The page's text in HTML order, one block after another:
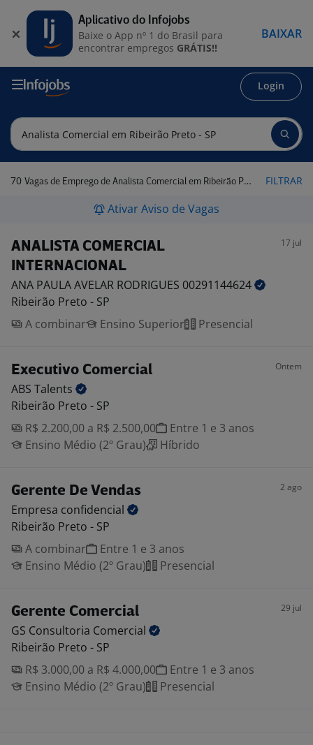
Login
70 Vagas de Emprego de Analista Comercial em Ribeirão Preto - SP FILTRAR
Ativar Aviso de Vagas
ANALISTA COMERCIAL
INTERNACIONAL
17 jul
ANA PAULA AVELAR RODRIGUES 00291144624
Ribeirão Preto - SP
A combinar
Ensino Superior Presencial
Executivo Comercial Ontem
ABS Talents
Ribeirão Preto - SP
R$ 2.200,00 a R$ 2.500,00
Entre 1 e 3 anos
Ensino Médio (2º Grau)
Híbrido
Gerente De Vendas 2 ago
Empresa confidencial
Ribeirão Preto - SP
A combinar
Entre 1 e 3 anos
Ensino Médio (2º Grau)
Presencial
Gerente Comercial 29 jul
GS Consultoria Comercial
Ribeirão Preto - SP
R$ 3.000,00 a R$ 4.000,00
Entre 1 e 3 anos
Ensino Médio (2º Grau)
Presencial
Aplicativo do Infojobs
Baixe o App nº 1 do Brasil para
encontrar empregos GRÁTIS!!
BAIXAR